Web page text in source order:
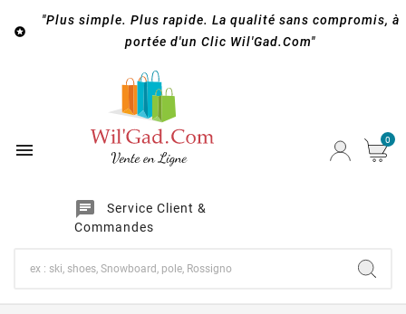

"Plus simple. Plus rapide. La qualité sans compromis, à
portée d'un Clic Wil'Gad.Com"

chat
Service Client &
Commandes
0